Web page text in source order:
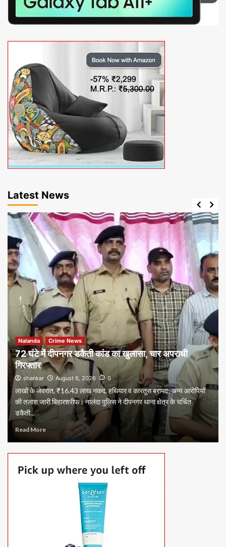
Latest News
Nalanda Crime News
72 घंटे में दीपनगर डकैती कांड का खुलासा, चार अपराधी
गिरफ्तार
shankar August 6, 2026 0
लाखों के जेवरात, ₹16.43 लाख नकद, हथियार व कारतूस बरामद; अन्य आरोपियों
की तलाश जारी बिहारशरीफ। नालंदा पुलिस ने दीपनगर थाना क्षेत्र के चर्चित
डकैती...
Read More